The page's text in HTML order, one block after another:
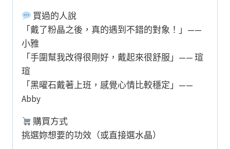
買過的人說
「戴了粉晶之後，真的遇到不錯的對象！」——
小雅
「手圍幫我改得很剛好，戴起來很舒服」—— 瑄
瑄
「黑曜石戴著上班，感覺心情比較穩定」——
Abby
購買方式
挑選妳想要的功效（或直接選水晶）